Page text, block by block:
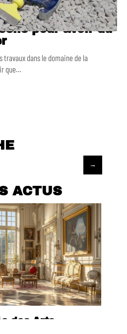
pour avoir du
travaux dans le domaine de la
que…
ACTUS
des Arts